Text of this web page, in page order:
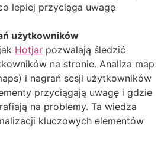
lepiej przyciąga uwagę
użytkowników
Hotjar pozwalają śledzić
na stronie. Analiza map
i nagrań sesji użytkowników
przyciągają uwagę i gdzie
na problemy. Ta wiedza
kluczowych elementów